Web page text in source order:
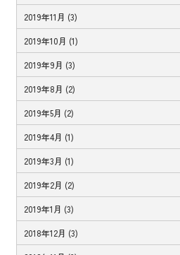
2019年11月 (3)
2019年10月 (1)
2019年9月 (3)
2019年8月 (2)
2019年5月 (2)
2019年4月 (1)
2019年3月 (1)
2019年2月 (2)
2019年1月 (3)
2018年12月 (3)